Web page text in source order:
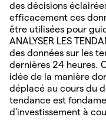
des décisions
efficacement ces
être utilisées pour
ANALYSER LES
des données sur les
dernières 24 heures.
idée de la manière
déplacé au cours du
tendance est
d'investissement à